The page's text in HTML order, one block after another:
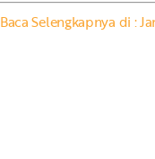
Baca Selengkapnya di :